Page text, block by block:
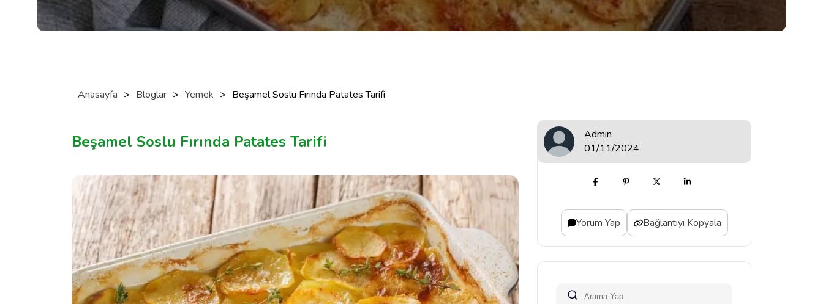
Anasayfa > Bloglar > Yemek > Beşamel Soslu Fırında Patates Tarifi
Beşamel Soslu Fırında Patates Tarifi
Admin
01/11/2024
Yorum Yap Bağlantıyı Kopyala